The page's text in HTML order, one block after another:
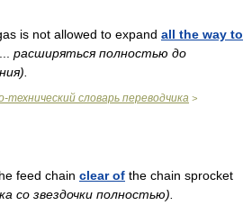
is not allowed to expand all the way to
расширяться полностью до
технический словарь переводчика >
feed chain clear of the chain sprocket
со звездочки полностью).